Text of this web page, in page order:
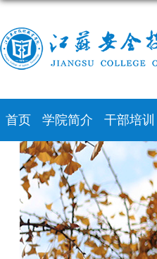
首页 学院简介 干部培训